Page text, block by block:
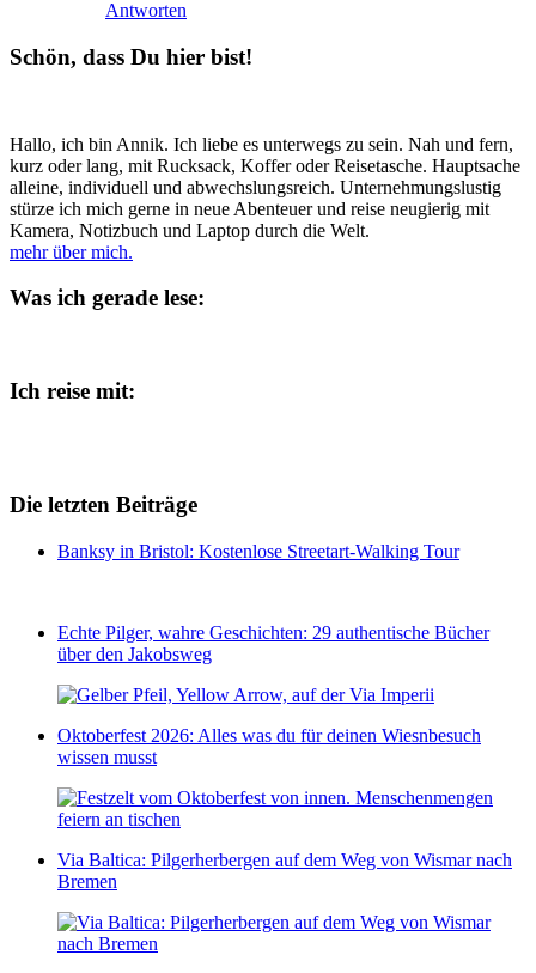
Antworten
Schön, dass Du hier bist!
Hallo, ich bin Annik. Ich liebe es unterwegs zu sein. Nah und fern,
kurz oder lang, mit Rucksack, Koffer oder Reisetasche. Hauptsache
alleine, individuell und abwechslungsreich. Unternehmungslustig
stürze ich mich gerne in neue Abenteuer und reise neugierig mit
Kamera, Notizbuch und Laptop durch die Welt.
mehr über mich.
Was ich gerade lese:
Ich reise mit:
Die letzten Beiträge
Banksy in Bristol: Kostenlose Streetart-Walking Tour
Echte Pilger, wahre Geschichten: 29 authentische Bücher
über den Jakobsweg
Oktoberfest 2026: Alles was du für deinen Wiesnbesuch
wissen musst
Via Baltica: Pilgerherbergen auf dem Weg von Wismar nach
Bremen